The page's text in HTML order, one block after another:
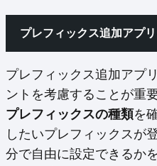
プレフィックス追加アプ
プレフィックス追加アプ
ントを考慮することが重
プレフィックスの種類を
したいプレフィックスが
分で自由に設定できるか